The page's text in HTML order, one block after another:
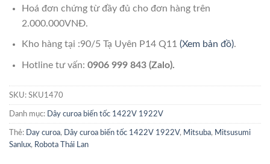
Hoá đơn chứng từ đầy đủ cho đơn hàng trên
2.000.000VNĐ.
Kho hàng tại :90/5 Tạ Uyên P14 Q11 (Xem bản đồ).
Hotline tư vấn: 0906 999 843 (Zalo).
SKU: SKU1470
Danh mục: Dây curoa biến tốc 1422V 1922V
Thẻ: Day curoa, Dây curoa biến tốc 1422V 1922V, Mitsuba, Mitsusumi
Sanlux, Robota Thái Lan